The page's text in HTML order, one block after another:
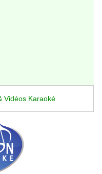
Vidéos Karaoké